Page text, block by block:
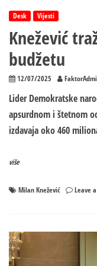
Desk Vijesti
Knežević
budžetu
12/07/2025
Lider Demokratske
apsurdnom i štetnom
izdavaja oko 460
više
Milan Knežević Leave